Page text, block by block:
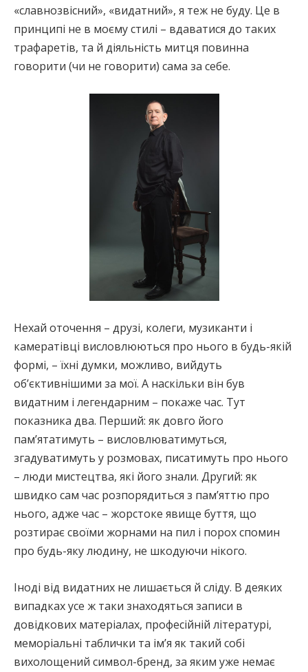
«славнозвісний», «видатний», я теж не буду. Це в
принципі не в моєму стилі – вдаватися до таких
трафаретів, та й діяльність митця повинна
говорити (чи не говорити) сама за себе.
Нехай оточення – друзі, колеги, музиканти і
камератівці висловлюються про нього в будь-якій
формі, – їхні думки, можливо, вийдуть
об’єктивнішими за мої. А наскільки він був
видатним і легендарним – покаже час. Тут
показника два. Перший: як довго його
пам’ятатимуть – висловлюватимуться,
згадуватимуть у розмовах, писатимуть про нього
– люди мистецтва, які його знали. Другий: як
швидко сам час розпорядиться з пам’яттю про
нього, адже час – жорстоке явище буття, що
розтирає своїми жорнами на пил і порох cпомин
про будь-яку людину, не шкодуючи нікого.
Іноді від видатних не лишається й сліду. В деяких
випадках усе ж таки знаходяться записи в
довідкових матеріалах, професійній літературі,
меморіальні таблички та ім’я як такий собі
вихолощений символ-бренд, за яким уже немає